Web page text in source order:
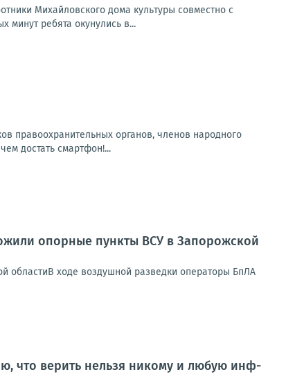
Михайловского дома культуры совместно с
минут ребята окунулись в...
правоохранительных органов, членов народного
достать смартфон!...
опорные пункты ВСУ в Запорожской
областиВ ходе воздушной разведки операторы БпЛА
что верить нельзя никому и любую инф-